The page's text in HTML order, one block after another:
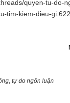
quyen-tu-do-
tim-kiem-dieu-
, tự do ngôn luận